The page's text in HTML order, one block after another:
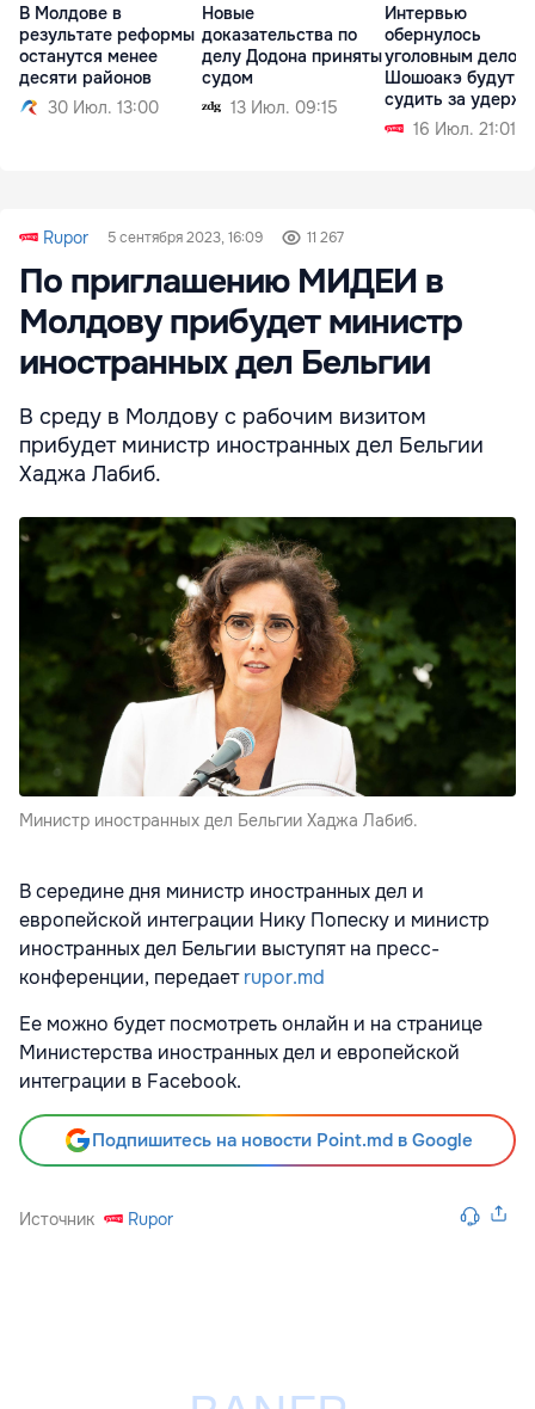
В Молдове в
результате реформы
останутся менее
десяти районов
30 Июл. 13:00
Новые
доказательства по
делу Додона приняты
судом
13 Июл. 09:15
Интервью
обернулось
уголовным делом:
Шошоакэ будут
судить за
журналистов
16 Июл. 21:01
Rupor 5 сентября 2023, 16:09 11 267
По приглашению МИДЕИ в
Молдову прибудет министр
иностранных дел Бельгии
В среду в Молдову с рабочим визитом
прибудет министр иностранных дел Бельгии
Хаджа Лабиб.
Министр иностранных дел Бельгии Хаджа Лабиб.
В середине дня министр иностранных дел и
европейской интеграции Нику Попеску и министр
иностранных дел Бельгии выступят на пресс-
конференции, передаетrupor.md
Ее можно будет посмотреть онлайн и на странице
Министерства иностранных дел и европейской
интеграции в Facebook.
Подпишитесь на новости Point.md в Google
Источник Rupor